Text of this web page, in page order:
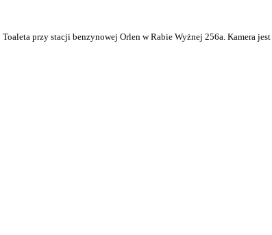
Toaleta przy stacji benzynowej Orlen w Rabie Wyżnej 256a. Kamera